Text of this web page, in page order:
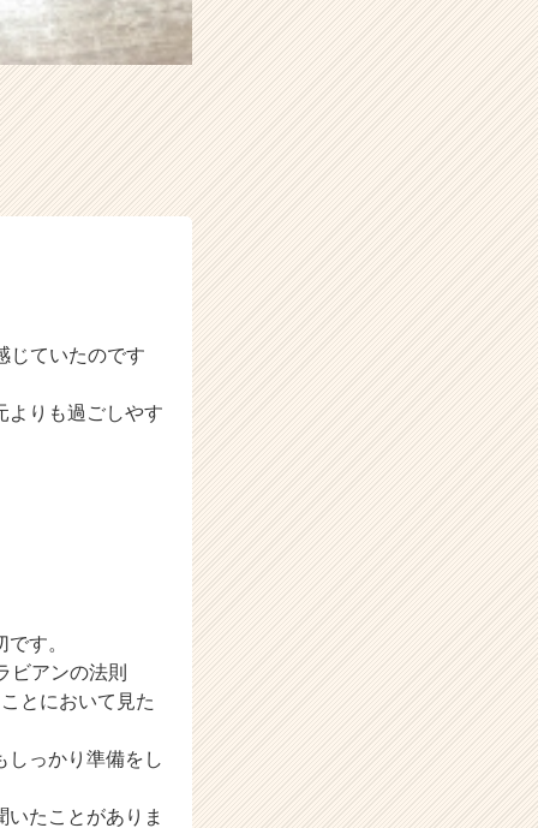
じていたのです
よりも過ごしやす
す。
ビアンの法則
とにおいて見た
しっかり準備をし
たことがありま